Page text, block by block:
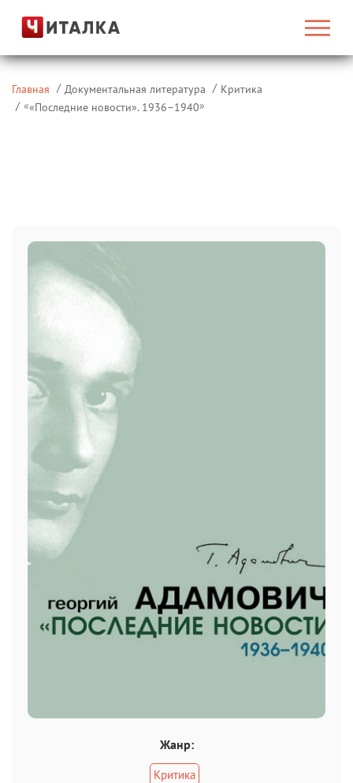
Главная Документальная литература
Критика
««Последние новости». 1936–1940»
Жанр:
Критика